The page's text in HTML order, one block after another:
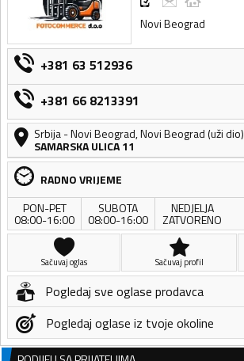
Novi Beograd
+381 63 512936
+381 66 8213391
Srbija-Novi Beograd,Novi Beograd (uži dio)
SAMARSKA ULICA 11
RADNO VRIJEME
PON-PET
08:00-16:00
SUBOTA
08:00-16:00
NEDJELJA
ZATVORENO
Sačuvaj oglas Sačuvaj profil
Pogledaj sve oglase prodavca
Pogledaj oglase iz tvoje okoline